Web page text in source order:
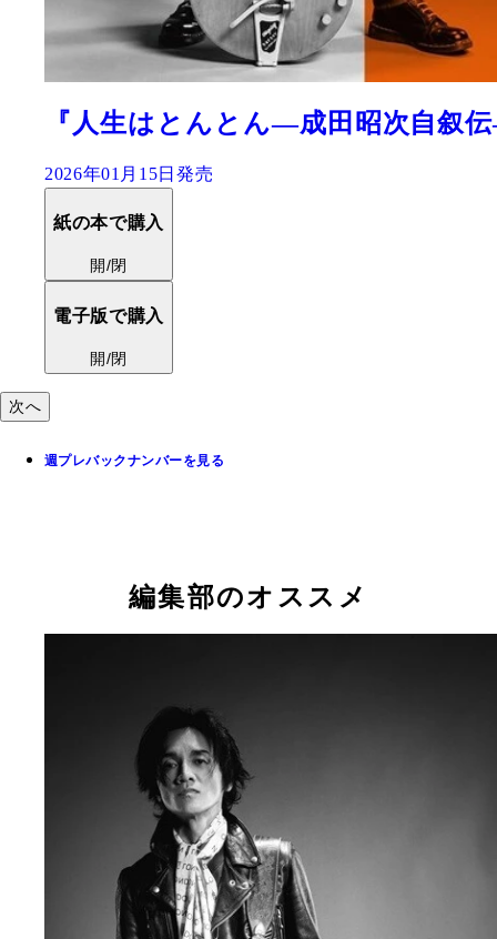
『人生はとんとん―成田昭次自叙
2026年01月15日発売
紙の本で購入
開/閉
電子版で購入
開/閉
次へ
週プレバックナンバーを見る
編集部のオススメ